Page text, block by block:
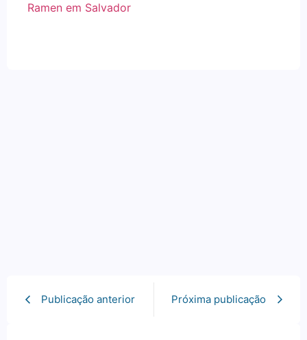
Ramen em Salvador
Publicação anterior Próxima publicação